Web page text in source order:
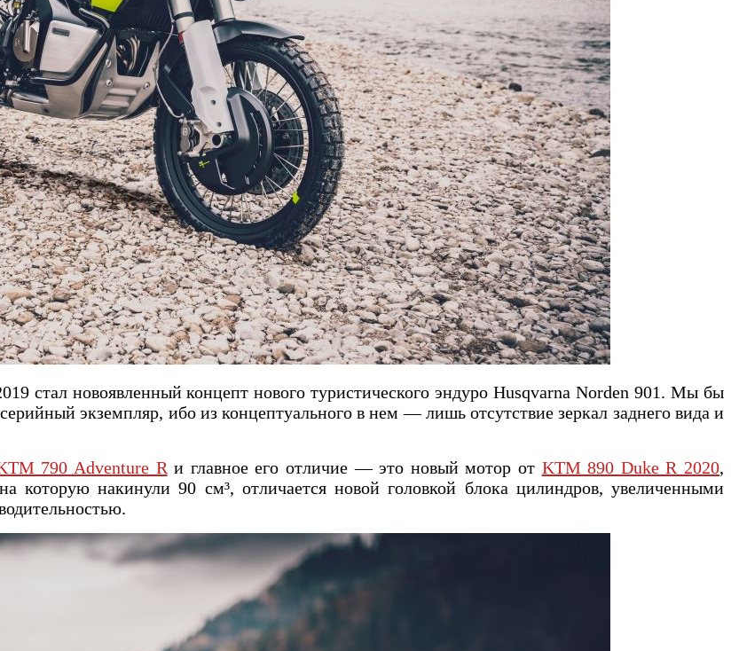
стал новоявленный концепт нового туристического эндуро Husqvarna Norden 901. Мы бы
экземпляр, ибо из концептуального в нем — лишь отсутствие зеркал заднего вида и
790 Adventure R и главное его отличие — это новый мотор от KTM 890 Duke R 2020,
которую накинули 90 см³, отличается новой головкой блока цилиндров, увеличенными